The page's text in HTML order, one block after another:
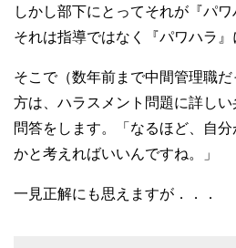
しかし部下にとってそれが『パワ
それは指導ではなく『パワハラ』
そこで（数年前まで中間管理職
方は、ハラスメント問題に詳し
問答をします。「なるほど、自
かと考えればいいんですね。」
一見正解にも思えますが．．．